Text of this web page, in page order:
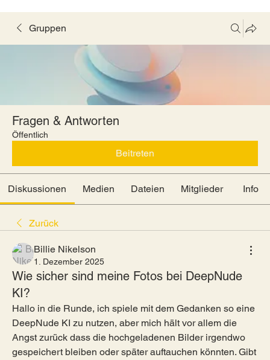
Gruppen
Fragen & Antworten
Öffentlich
Beitreten
Diskussionen Medien Dateien Mitglieder Info
Zurück
Billie Nikelson
1. Dezember 2025
Wie sicher sind meine Fotos bei DeepNude
KI?
Hallo in die Runde, ich spiele mit dem Gedanken so eine
DeepNude KI zu nutzen, aber mich hält vor allem die
Angst zurück dass die hochgeladenen Bilder irgendwo
gespeichert bleiben oder später auftauchen könnten. Gibt